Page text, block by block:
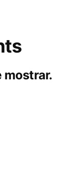
mostrar.